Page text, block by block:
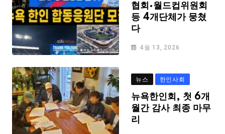
협회·월드컵위원회
등 4개단체가 뭉쳤
다
4월 13, 2026
뉴스 한인사회
뉴욕한인회, 첫 6개
월간 감사 최종 마무
리